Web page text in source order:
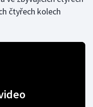
čtyřech kolech